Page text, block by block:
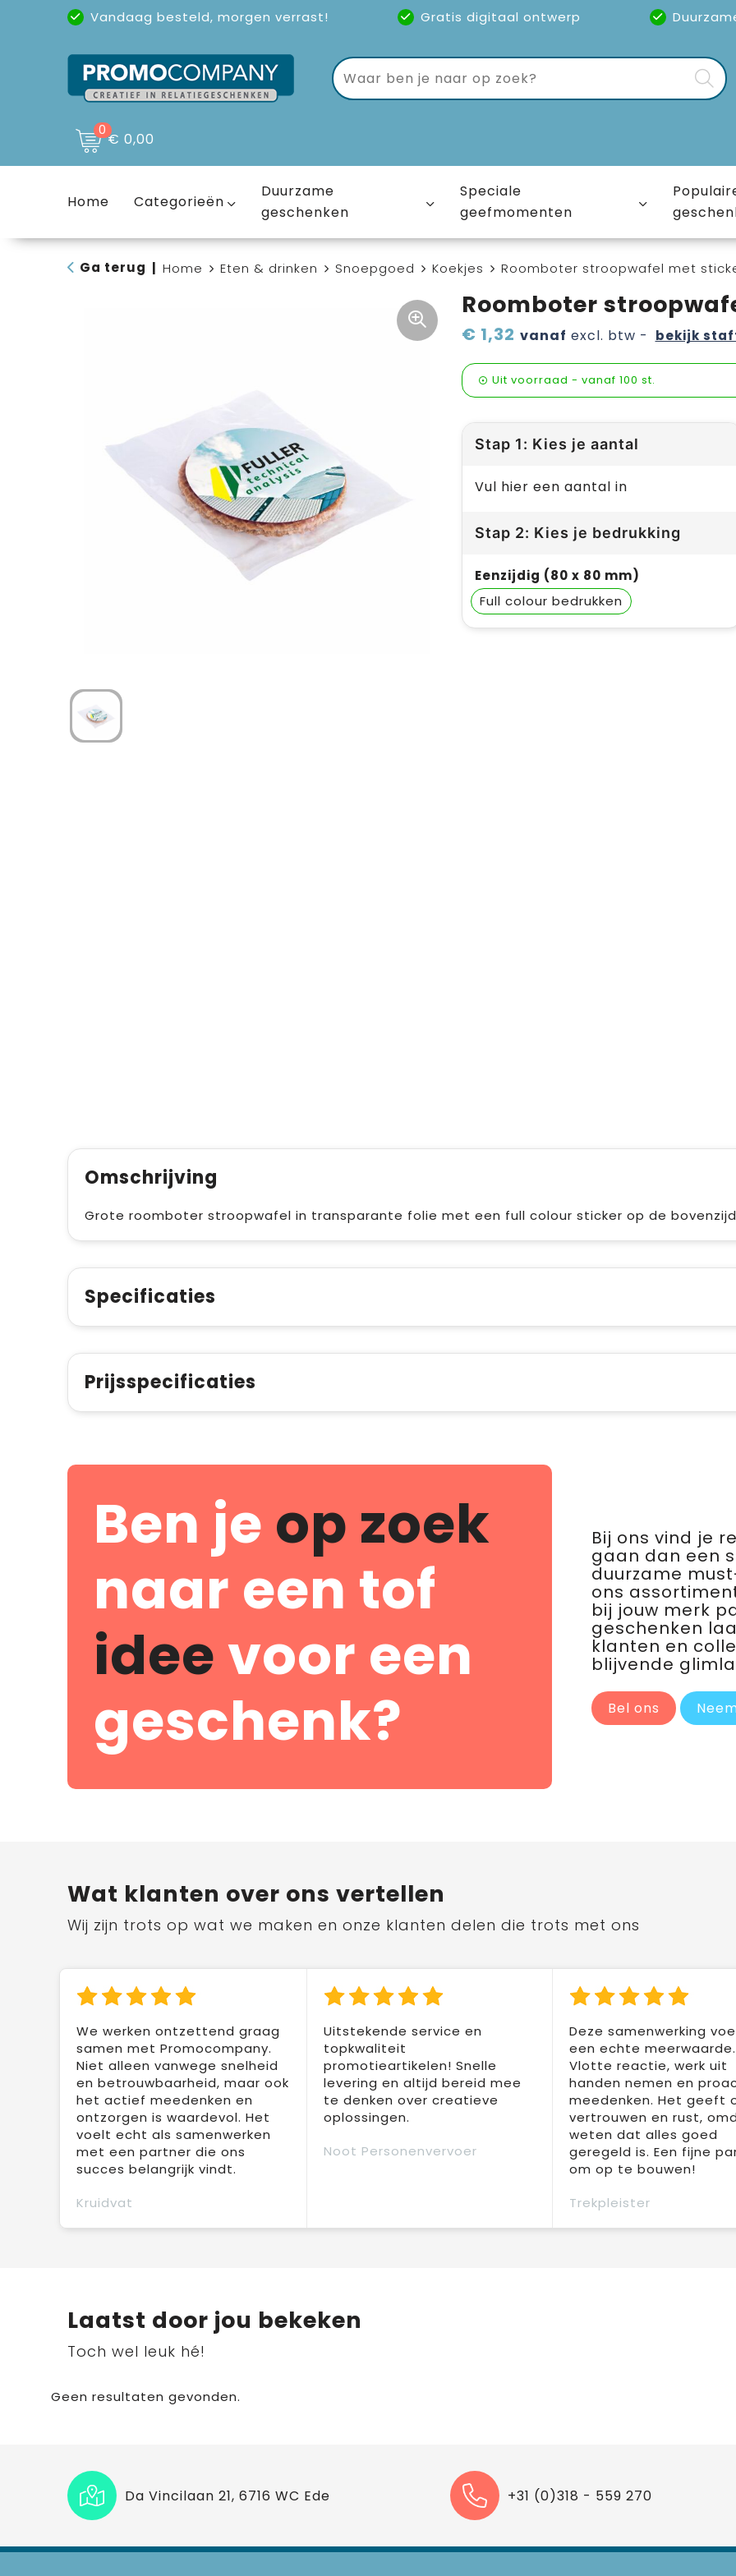
Vandaag besteld, morgen verrast! Gratis digitaal ontwerp
Uitstekende reviews(4,6/5)
0€ 0,00
Home Categorieën
Duurzame
geschenken
Speciale
geefmomenten
Ga terug Home Eten & drinken Snoepgoed Koekjes Roomboter stroopwafel met
Roomboter
€ 1,32 vanaf excl. btw - bekijk
Uit voorraad - vanaf 100 st.
Stap 1: Kies je aantal
Vul hier een aantal in
Stap 2: Kies je bedrukking
Eenzijdig (80 x 80 mm)
Full colour
Omschrijving
Grote roomboter stroopwafel in transparante folie met een full colour sticker op de
Specificaties
Prijsspecificaties
Ben je op zoek
naar een tof
ideevoor een
geschenk?
Bij ons vind je
gaan dan een
duurzame
ons
bij jouw merk
geschenken
klanten en
blijvende
Bel ons
Wat klanten over ons vertellen
Wij zijn trots op wat we maken en onze klanten delen die trots met ons
We werken ontzettend graag
samen met Promocompany.
Niet alleen vanwege snelheid
en betrouwbaarheid, maar ook
het actief meedenken en
ontzorgen is waardevol. Het
voelt echt als samenwerken
met een partner die ons
succes belangrijk vindt.
Kruidvat
Uitstekende service en
topkwaliteit
promotieartikelen! Snelle
levering en altijd bereid mee
te denken over creatieve
oplossingen.
Noot Personenvervoer
Deze samenwerking
een echte meerwaarde.
Vlotte reactie, werk uit
handen nemen en
meedenken. Het geeft
vertrouwen en rust,
weten dat alles goed
geregeld is. Een fijne
om op te bouwen!
Trekpleister
Laatst door jou bekeken
Toch wel leuk hé!
Geen resultaten gevonden.
Da Vincilaan 21, 6716 WC Ede +31 (0)318 - 559 270